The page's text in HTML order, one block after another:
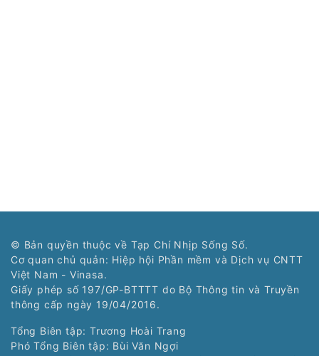
© Bản quyền thuộc về Tạp Chí Nhịp Sống Số.
Cơ quan chủ quản: Hiệp hội Phần mềm và Dịch vụ CNTT
Việt Nam - Vinasa.
Giấy phép số 197/GP-BTTTT do Bộ Thông tin và Truyền
thông cấp ngày 19/04/2016.
Tổng Biên tập: Trương Hoài Trang
Phó Tổng Biên tập: Bùi Văn Ngợi